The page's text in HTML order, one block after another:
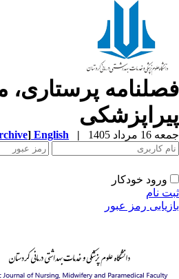
پرستاری،
مرداد 1405 |
English
]
ورود خودکار
نام
رمز عبور